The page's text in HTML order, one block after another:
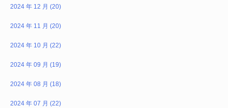
2024 年 12 月 (20)
2024 年 11 月 (20)
2024 年 10 月 (22)
2024 年 09 月 (19)
2024 年 08 月 (18)
2024 年 07 月 (22)